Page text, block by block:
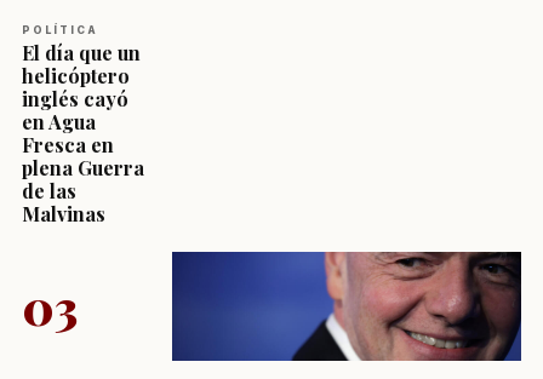
POLÍTICA
El día que un
helicóptero
inglés cayó
en Agua
Fresca en
plena Guerra
de las
Malvinas
03